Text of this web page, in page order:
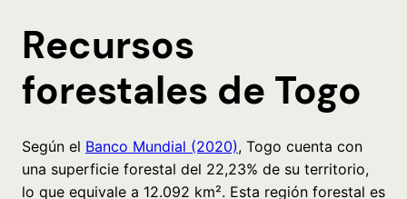
Recursos
forestales de Togo
Según el Banco Mundial (2020), Togo cuenta con
una superficie forestal del 22,23% de su territorio,
lo que equivale a 12.092 km². Esta región forestal es